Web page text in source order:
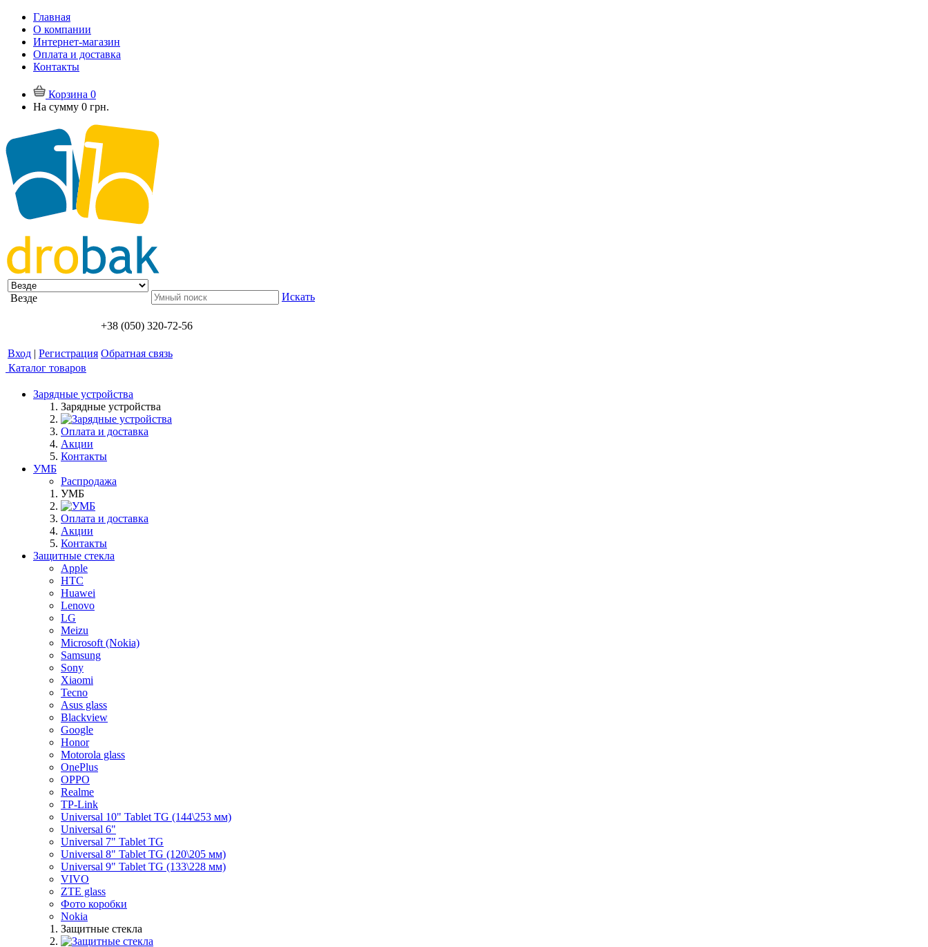
Главная
О компании
Интернет-магазин
Оплата и доставка
Контакты
Корзина 0
На сумму 0 грн.
Везде Искать
+38 (050) 320-72-56
Вход | Регистрация Обратная связь
Каталог товаров
Зарядные устройства
Зарядные устройства
Оплата и доставка
Акции
Контакты
УМБ
Распродажа
УМБ
Оплата и доставка
Акции
Контакты
Защитные стекла
Apple
HTC
Huawei
Lenovo
LG
Meizu
Microsoft (Nokia)
Samsung
Sony
Xiaomi
Tecno
Asus glass
Blackview
Google
Honor
Motorola glass
OnePlus
OPPO
Realme
TP-Link
Universal 10" Tablet TG (144\253 мм)
Universal 6"
Universal 7" Tablet TG
Universal 8" Tablet TG (120\205 мм)
Universal 9" Tablet TG (133\228 мм)
VIVO
ZTE glass
Фото коробки
Nokia
Защитные стекла